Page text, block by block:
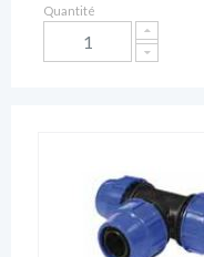
Quantité